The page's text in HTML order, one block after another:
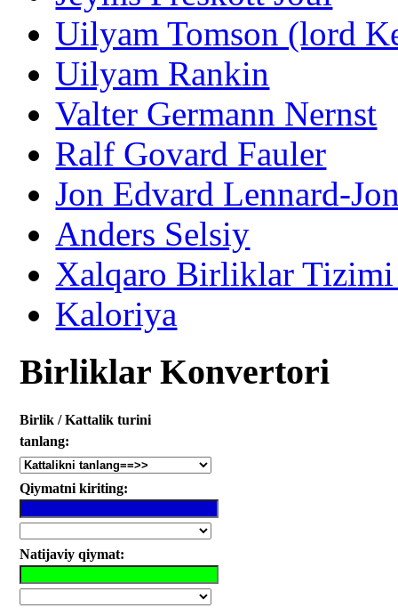
Uilyam Tomson (lord
Uilyam Rankin
Valter Germann Nernst
Ralf Govard Fauler
Jon Edvard Lennard-
Anders Selsiy
Xalqaro Birliklar
Kaloriya
Birliklar Konvertori
Birlik / Kattalik turini
tanlang:
Qiymatni kiriting:
Natijaviy qiymat: